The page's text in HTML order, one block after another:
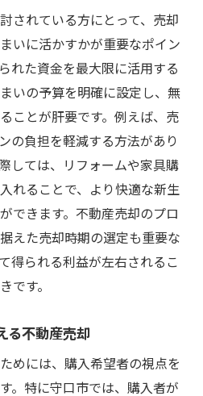
されている方にとって、売却
いに活かすかが重要なポイン
れた資金を最大限に活用する
いの予算を明確に設定し、無
ことが肝要です。例えば、売
の負担を軽減する方法があり
しては、リフォームや家具購
れることで、より快適な新生
できます。不動産売却のプロ
えた売却時期の選定も重要な
得られる利益が左右されるこ
です。
る不動産売却
めには、購入希望者の視点を
。特に守口市では、購入者が